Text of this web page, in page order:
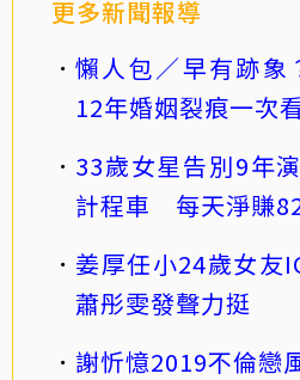
更多新聞報導
懶人包／早有跡象
12年婚姻裂痕一次
33歲女星告別9年
計程車 每天淨賺
姜厚任小24歲女友
蕭彤雯發聲力挺
謝忻憶2019不倫戀